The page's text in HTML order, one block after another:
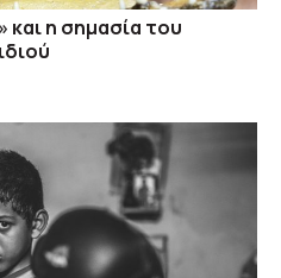
και η σημασία του